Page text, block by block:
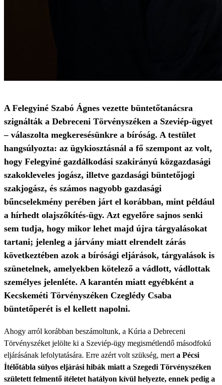
A Felegyiné Szabó Ágnes vezette büntetőtanácsra
szignálták a Debreceni Törvényszéken a Szeviép-ügyet
– válaszolta megkeresésünkre a bíróság. A testület
hangsúlyozta: az ügykiosztásnál a fő szempont az volt,
hogy Felegyiné gazdálkodási szakirányú közgazdasági
szakokleveles jogász, illetve gazdasági büntetőjogi
szakjogász, és számos nagyobb gazdasági
bűncselekmény perében járt el korábban, mint például
a hírhedt olajszőkítés-ügy. Azt egyelőre sajnos senki
sem tudja, hogy mikor lehet majd újra tárgyalásokat
tartani; jelenleg a járvány miatt elrendelt zárás
következtében azok a bírósági eljárások, tárgyalások is
szünetelnek, amelyekben kötelező a vádlott, vádlottak
személyes jelenléte. A karantén miatt egyébként a
Kecskeméti Törvényszéken Czeglédy Csaba
büntetőperét is el kellett napolni.
Ahogy arról korábban beszámoltunk, a Kúria a Debreceni
Törvényszéket jelölte ki a Szeviép-ügy megismétlendő másodfokú
eljárásának lefolytatására. Erre azért volt szükség, mert a Pécsi
Ítélőtábla súlyos eljárási hibák miatt a Szegedi Törvényszéken
született felmentő ítéletet hatályon kívül helyezte, ennek pedig a